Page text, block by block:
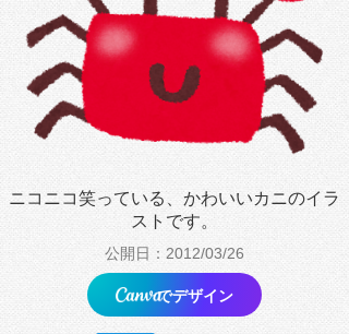
ニコニコ笑っている、かわいいカニのイラ
ストです。
公開日：2012/03/26
でデザイン